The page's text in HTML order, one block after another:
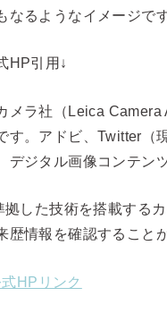
なるようなイメージで
HP引用↓
メラ社（Leica
す。アドビ、Twitter（
デジタル画像コンテン
拠した技術を搭載する
歴情報を確認すること
HPリンク